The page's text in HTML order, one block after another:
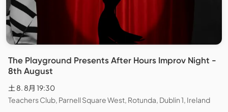
The Playground Presents After Hours Improv Night -
8th August
土 8. 8月 19:30
Teachers Club, Parnell Square West, Rotunda, Dublin 1, Ireland